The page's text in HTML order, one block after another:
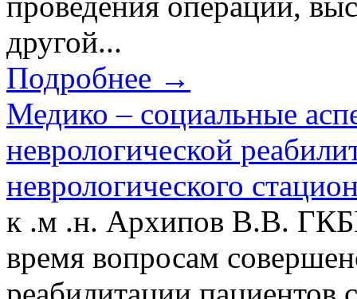
другой...
Подробнее →
Медико – социальные
неврологической
неврологического
к .м .н. Архипов В.В.
время вопросам